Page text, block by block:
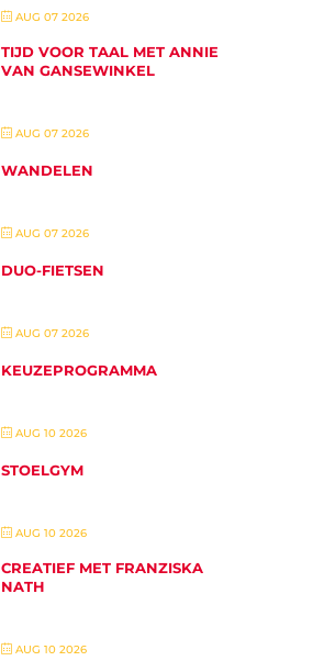
AUG 07 2026
TIJD VOOR TAAL MET ANNIE
VAN GANSEWINKEL
AUG 07 2026
WANDELEN
AUG 07 2026
DUO-FIETSEN
AUG 07 2026
KEUZEPROGRAMMA
AUG 10 2026
STOELGYM
AUG 10 2026
CREATIEF MET FRANZISKA
NATH
AUG 10 2026